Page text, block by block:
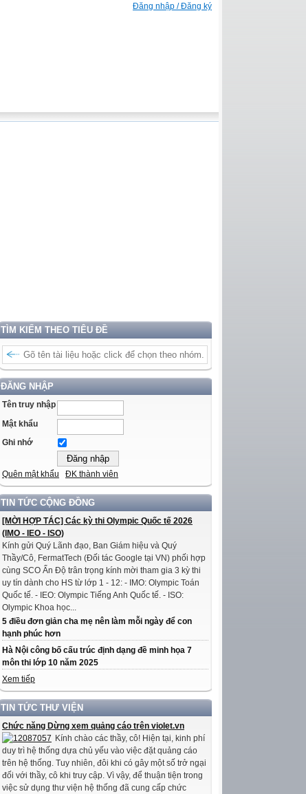
Đăng nhập / Đăng ký
TÌM KIẾM THEO TIÊU ĐỀ
ĐĂNG NHẬP
Tên truy nhập
Mật khẩu
Ghi nhớ
Quên mật khẩu ĐK thành viên
TIN TỨC CỘNG ĐỒNG
[MỜI HỢP TÁC] Các kỳ thi Olympic Quốc tế 2026
(IMO - IEO - ISO)
Kính gửi Quý Lãnh đạo, Ban Giám hiệu và Quý
Thầy/Cô, FermatTech (Đối tác Google tại VN) phối hợp
cùng SCO Ấn Độ trân trọng kính mời tham gia 3 kỳ thi
uy tín dành cho HS từ lớp 1 - 12: - IMO: Olympic Toán
Quốc tế. - IEO: Olympic Tiếng Anh Quốc tế. - ISO:
Olympic Khoa học...
5 điều đơn giản cha mẹ nên làm mỗi ngày để con
hạnh phúc hơn
Hà Nội công bố cấu trúc định dạng đề minh họa 7
môn thi lớp 10 năm 2025
Xem tiếp
TIN TỨC THƯ VIỆN
Chức năng Dừng xem quảng cáo trên violet.vn
Kính chào các thầy, cô! Hiện tại, kinh phí
duy trì hệ thống dựa chủ yếu vào việc đặt quảng cáo
trên hệ thống. Tuy nhiên, đôi khi có gây một số trở ngại
đối với thầy, cô khi truy cập. Vì vậy, để thuận tiện trong
việc sử dụng thư viện hệ thống đã cung cấp chức